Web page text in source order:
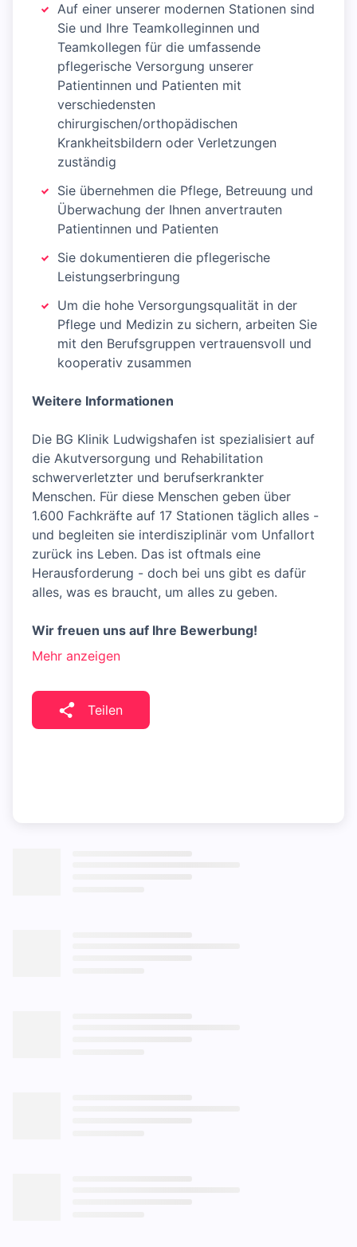
Auf einer unserer modernen Stationen sind
Sie und Ihre Teamkolleginnen und
Teamkollegen für die umfassende
pflegerische Versorgung unserer
Patientinnen und Patienten mit
verschiedensten
chirurgischen/orthopädischen
Krankheitsbildern oder Verletzungen
zuständig
Sie übernehmen die Pflege, Betreuung und
Überwachung der Ihnen anvertrauten
Patientinnen und Patienten
Sie dokumentieren die pflegerische
Leistungserbringung
Um die hohe Versorgungsqualität in der
Pflege und Medizin zu sichern, arbeiten Sie
mit den Berufsgruppen vertrauensvoll und
kooperativ zusammen
Weitere Informationen
Die BG Klinik Ludwigshafen ist spezialisiert auf
die Akutversorgung und Rehabilitation
schwerverletzter und berufserkrankter
Menschen. Für diese Menschen geben über
1.600 Fachkräfte auf 17 Stationen täglich alles -
und begleiten sie interdisziplinär vom Unfallort
zurück ins Leben. Das ist oftmals eine
Herausforderung - doch bei uns gibt es dafür
alles, was es braucht, um alles zu geben.
Wir freuen uns auf Ihre Bewerbung!
Mehr anzeigen
Teilen